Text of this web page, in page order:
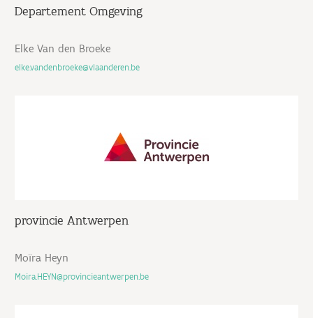
Departement Omgeving
Elke Van den Broeke
elke.vandenbroeke@vlaanderen.be
provincie Antwerpen
Moïra Heyn
Moira.HEYN@provincieantwerpen.be